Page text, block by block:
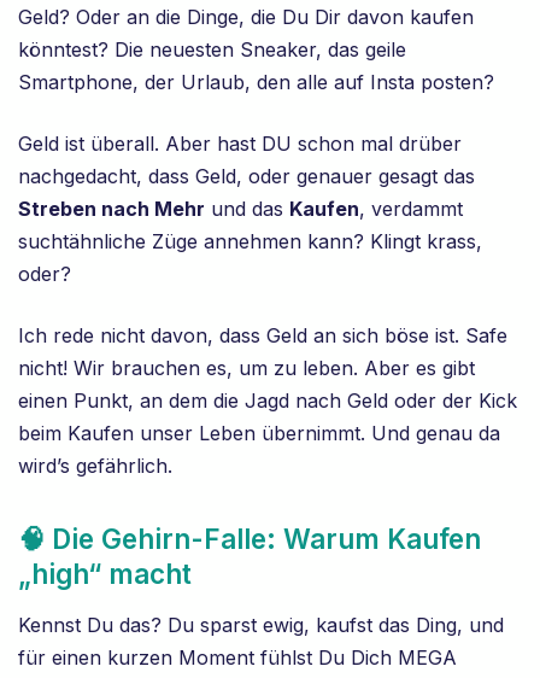
Geld? Oder an die Dinge, die Du Dir davon kaufen
könntest? Die neuesten Sneaker, das geile
Smartphone, der Urlaub, den alle auf Insta posten?
Geld ist überall. Aber hast DU schon mal drüber
nachgedacht, dass Geld, oder genauer gesagt das
Streben nach Mehr und das Kaufen, verdammt
suchtähnliche Züge annehmen kann? Klingt krass,
oder?
Ich rede nicht davon, dass Geld an sich böse ist. Safe
nicht! Wir brauchen es, um zu leben. Aber es gibt
einen Punkt, an dem die Jagd nach Geld oder der Kick
beim Kaufen unser Leben übernimmt. Und genau da
wird’s gefährlich.
🧠 Die Gehirn-Falle: Warum Kaufen
„high“ macht
Kennst Du das? Du sparst ewig, kaufst das Ding, und
für einen kurzen Moment fühlst Du Dich MEGA